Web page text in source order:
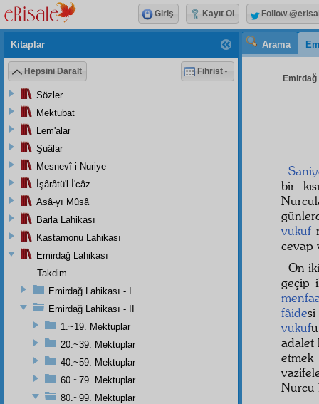
Arama
Emirdağ
bir
vukuf
cevap
On
geçip
fâide
vukuf
adalet
Nurcu
Kitaplar
Hepsini Daralt Fihrist
Sözler
Mektubat
Lem'alar
Şuâlar
Mesnevî-i Nuriye
İşârâtü'l-İ'câz
Asâ-yı Mûsâ
Barla Lahikası
Kastamonu Lahikası
Emirdağ Lahikası
Takdim
Emirdağ Lahikası - I
Emirdağ Lahikası - II
1.~19. Mektuplar
20.~39. Mektuplar
40.~59. Mektuplar
60.~79. Mektuplar
80.~99. Mektuplar
Giriş Kayıt Ol Follow